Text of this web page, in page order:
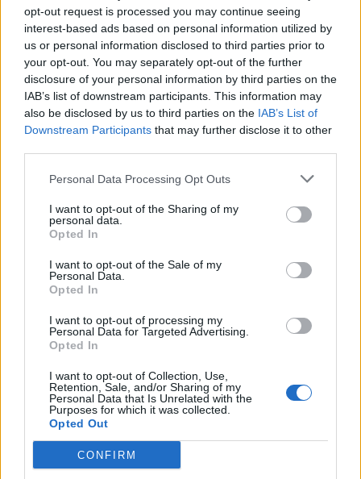
opt-out request is processed you may continue seeing
interest-based ads based on personal information utilized by
us or personal information disclosed to third parties prior to
your opt-out. You may separately opt-out of the further
disclosure of your personal information by third parties on the
IAB’s list of downstream participants. This information may
also be disclosed by us to third parties on the IAB’s List of
Downstream Participants that may further disclose it to other
Personal Data Processing Opt Outs
I want to opt-out of the Sharing of my
personal data.
Opted In
I want to opt-out of the Sale of my
Personal Data.
Opted In
I want to opt-out of processing my
Personal Data for Targeted Advertising.
Opted In
I want to opt-out of Collection, Use,
Retention, Sale, and/or Sharing of my
Personal Data that Is Unrelated with the
Purposes for which it was collected.
Opted Out
CONFIRM
Αυτή την Άνοιξη και το Καλοκαίρι, η Tezenis
σας προσκαλεί να ανακαλύψετε ξανά την
ευχαρίστηση του βαμβακιού, ενός υφάσματος
εκλεπτυσμένο, απαραίτητο και πρωτότυπο.
TEZENIS COTTON COLLECTION